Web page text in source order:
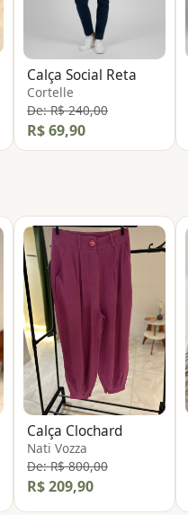
Calça Social Reta
Cortelle
De: R$ 240,00
R$ 69,90
Calça Clochard
Nati Vozza
De: R$ 800,00
R$ 209,90